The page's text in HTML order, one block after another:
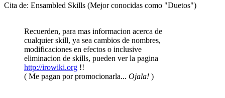
Cita de: Ensambled Skills (Mejor conocidas como "Duetos")
Recuerden, para mas informacion acerca de
cualquier skill, ya sea cambios de nombres,
modificaciones en efectos o inclusive
eliminacion de skills, pueden ver la pagina
http://irowiki.org !!
( Me pagan por promocionarla... Ojala! )